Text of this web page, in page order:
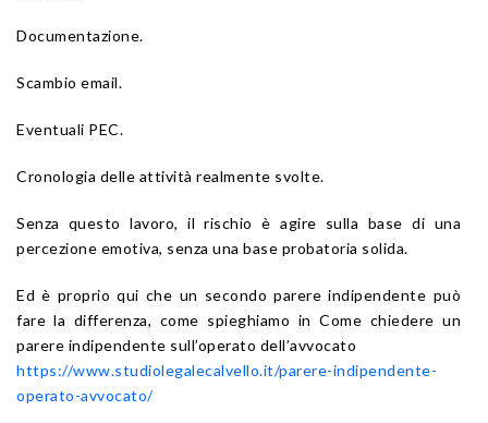
Documentazione.
Scambio email.
Eventuali PEC.
Cronologia delle attività realmente svolte.
Senza questo lavoro, il rischio è agire sulla base di una
percezione emotiva, senza una base probatoria solida.
Ed è proprio qui che un secondo parere indipendente può
fare la differenza, come spieghiamo in Come chiedere un
parere indipendente sull’operato dell’avvocato
https://www.studiolegalecalvello.it/parere-indipendente-
operato-avvocato/